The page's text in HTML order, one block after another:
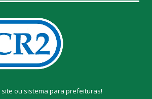
ou sistema para prefeituras!